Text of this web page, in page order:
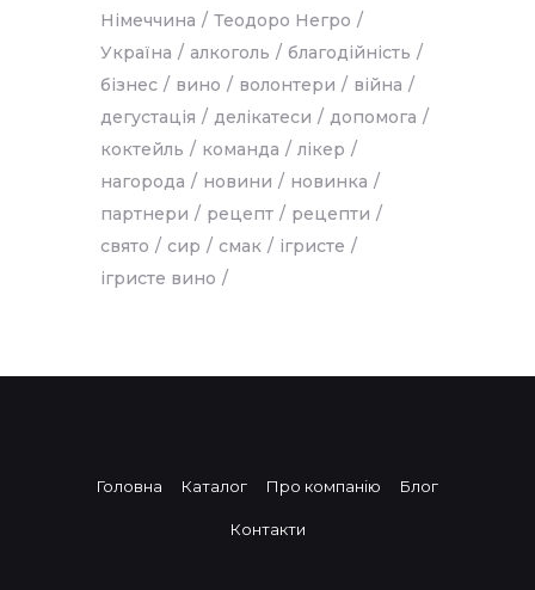
Німеччина
Теодоро Негро
Україна
алкоголь
благодійність
бізнес
вино волонтери
війна
дегустація
делікатеси
допомога
коктейль
команда
лікер
нагорода
новини
новинка
партнери
рецепт
рецепти
свято
сир смак
ігристе
ігристе вино
Головна Каталог Про компанію Блог
Контакти